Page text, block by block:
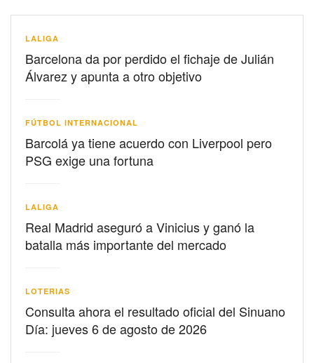
LALIGA
Barcelona da por perdido el fichaje de Julián
Álvarez y apunta a otro objetivo
FÚTBOL INTERNACIONAL
Barcolá ya tiene acuerdo con Liverpool pero
PSG exige una fortuna
LALIGA
Real Madrid aseguró a Vinicius y ganó la
batalla más importante del mercado
LOTERIAS
Consulta ahora el resultado oficial del Sinuano
Día: jueves 6 de agosto de 2026